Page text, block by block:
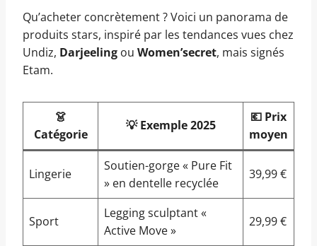
Qu’acheter concrètement ? Voici un panorama de
produits stars, inspiré par les tendances vues chez
Undiz, Darjeeling ou Women’secret, mais signés
Etam.
👗
Catégorie
💡 Exemple 2025
💶 Prix
moyen
Lingerie
Soutien-gorge « Pure Fit
» en dentelle recyclée
39,99 €
Sport
Legging sculptant «
Active Move »
29,99 €